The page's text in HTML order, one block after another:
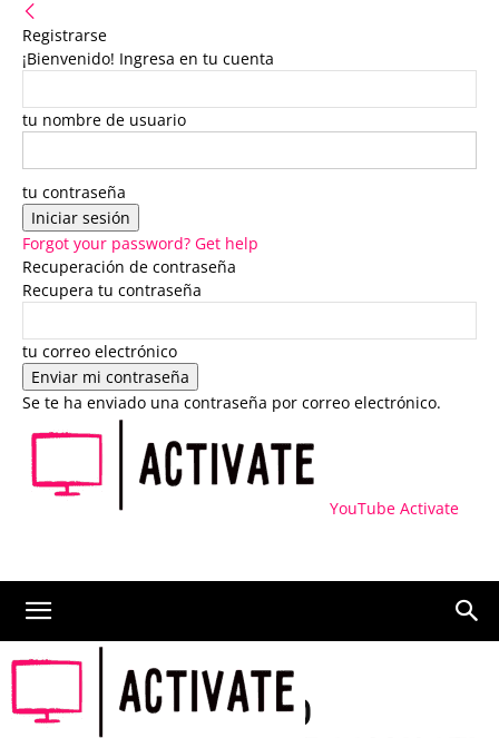
Registrarse
¡Bienvenido! Ingresa en tu cuenta
tu nombre de usuario
tu contraseña
Forgot your password? Get help
Recuperación de contraseña
Recupera tu contraseña
tu correo electrónico
Se te ha enviado una contraseña por correo electrónico.
YouTube Activate
ACTIVAR EL CÓDIGO